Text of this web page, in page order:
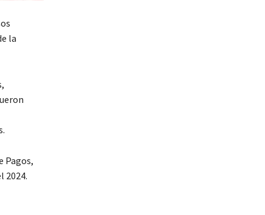
la
Pagos,
2024.